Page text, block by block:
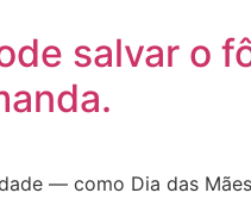
salvar o
— como Dia das